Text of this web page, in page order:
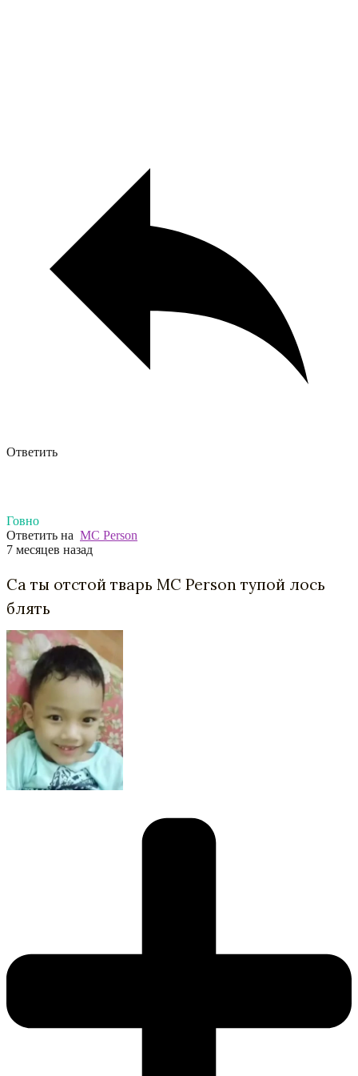
Ответить
Говно
Ответить на MC Person
7 месяцев назад
Са ты отстой тварь MC Person тупой лось
блять